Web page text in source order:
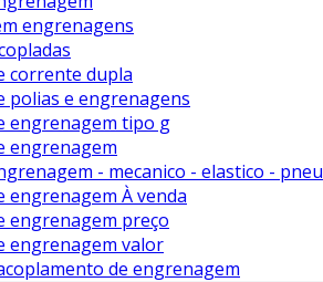
engrenagens
corrente dupla
polias e engrenagens
engrenagem tipo g
engrenagem
- mecanico - elastico - pneu
engrenagem À venda
engrenagem preço
engrenagem valor
de engrenagem